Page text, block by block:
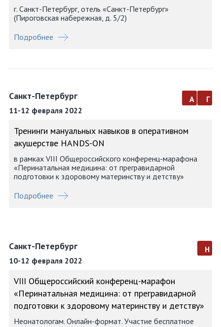
г. Санкт-Петербург, отель «Санкт-Петербург»
(Пироговская набережная, д. 5/2)
Подробнее
Санкт-Петербург
11-12 февраля 2022
а г
Тренинги мануальных навыков в оперативном
акушерстве HANDS-ON
в рамках VIII Общероссийского конференц-марафона
«Перинатальная медицина: от прегравидарной
подготовки к здоровому материнству и детству»
Подробнее
Санкт-Петербург
10-12 февраля 2022
н
VIII Общероссийский конференц-марафон
«Перинатальная медицина: от прегравидарной
подготовки к здоровому материнству и детству»
Неонатологам. Онлайн-формат. Участие бесплатное